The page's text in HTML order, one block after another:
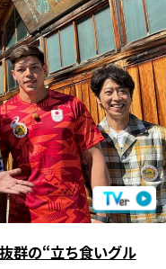
群の“立ち食いグル